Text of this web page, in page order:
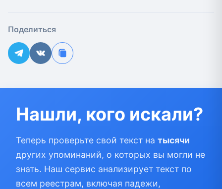
Поделиться
Нашли, кого искали?
Теперь проверьте свой текст на тысячи
других упоминаний, о которых вы могли не
знать. Наш сервис анализирует текст по
всем реестрам, включая падежи,